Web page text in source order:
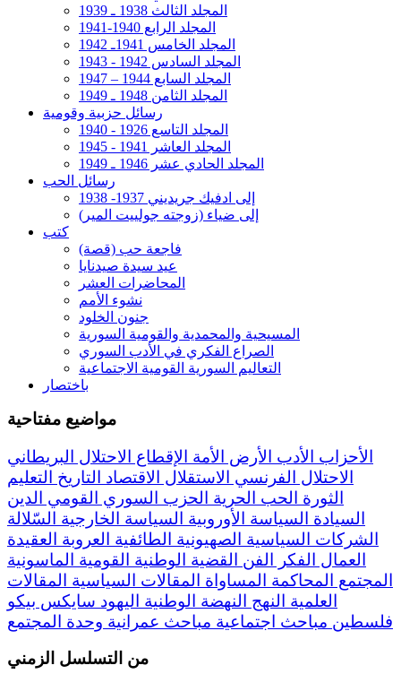
المجلد الثالث 1938 ـ 1939
المجلد الرابع 1940-1941
المجلد الخامس 1941ـ 1942
المجلد السادس 1942 - 1943
المجلد السابع 1944 – 1947
المجلد الثامن 1948 ـ 1949
رسائل حزبية وقومية
المجلد التاسع 1926 - 1940
المجلد العاشر 1941 - 1945
المجلد الحادي عشر 1946 ـ 1949
رسائل الحب
إلى ادفيك جريديني 1937- 1938
إلى ضياء (زوجته جولييت المير)
كتب
فاجعة حب (قصة)
عيد سيدة صيدنايا
المحاضرات العشر
نشوء الأمم
جنون الخلود
المسيحية والمحمدية والقومية السورية
الصراع الفكري في الأدب السوري
التعاليم السورية القومية الاجتماعية
باختصار
مواضيع مفتاحية
الأحزاب
الأدب الأرض الأمة الإقطاع
الاحتلال البريطاني
الاحتلال الفرنسي
الاستقلال الاقتصاد التاريخ
التعليم
الثورة
الحب الحرية الحزب السوري القومي
الدين
السيادة
السياسة الأوروبية السياسة الخارجية
السّلالة
الشركات السياسية
الصهيونية الطائفية العروبة
العقيدة
العمال
الفكر الفن القضية الوطنية القومية
الماسونية
المجتمع
المحاكمة المساواة المقالات السياسية
المقالات
العلمية
النهج النهضة الوطنية اليهود سايكس بيكو
فلسطين مباحث اجتماعية مباحث عمرانية وحدة المجتمع
من التسلسل الزمني